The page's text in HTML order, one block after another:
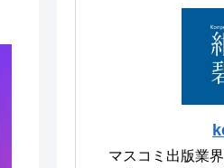
マスコミ出版業